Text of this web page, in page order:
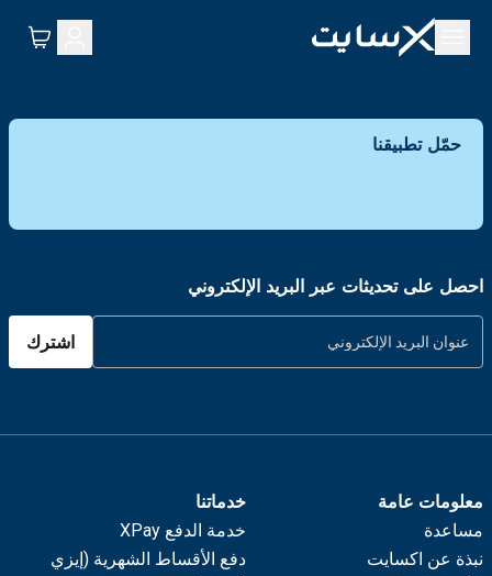
حمّل تطبيقنا
احصل على تحديثات عبر البريد الإلكتروني
اشترك
معلومات عامة
مساعدة
نبذة عن اكسايت
خدماتنا
خدمة الدفع XPay
دفع الأقساط الشهرية (إيزي